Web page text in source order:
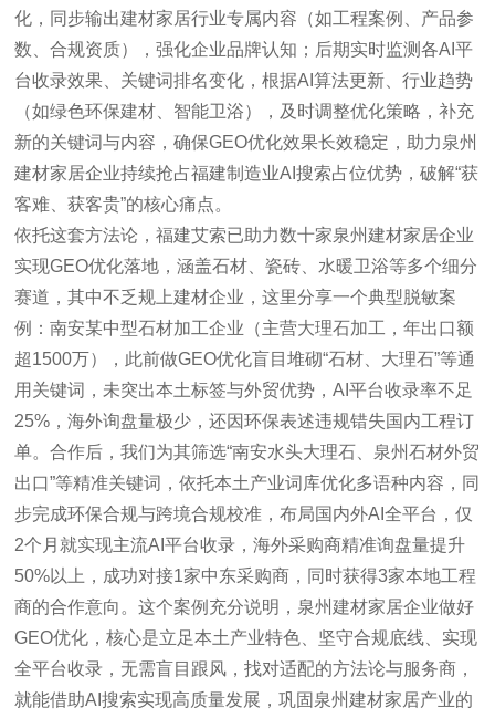
化，同步输出建材家居行业专属内容（如工程案例、产品参
数、合规资质），强化企业品牌认知；后期实时监测各AI平
台收录效果、关键词排名变化，根据AI算法更新、行业趋势
（如绿色环保建材、智能卫浴），及时调整优化策略，补充
新的关键词与内容，确保GEO优化效果长效稳定，助力泉州
建材家居企业持续抢占福建制造业AI搜索占位优势，破解“获
客难、获客贵”的核心痛点。
依托这套方法论，福建艾索已助力数十家泉州建材家居企业
实现GEO优化落地，涵盖石材、瓷砖、水暖卫浴等多个细分
赛道，其中不乏规上建材企业，这里分享一个典型脱敏案
例：南安某中型石材加工企业（主营大理石加工，年出口额
超1500万），此前做GEO优化盲目堆砌“石材、大理石”等通
用关键词，未突出本土标签与外贸优势，AI平台收录率不足
25%，海外询盘量极少，还因环保表述违规错失国内工程订
单。合作后，我们为其筛选“南安水头大理石、泉州石材外贸
出口”等精准关键词，依托本土产业词库优化多语种内容，同
步完成环保合规与跨境合规校准，布局国内外AI全平台，仅
2个月就实现主流AI平台收录，海外采购商精准询盘量提升
50%以上，成功对接1家中东采购商，同时获得3家本地工程
商的合作意向。这个案例充分说明，泉州建材家居企业做好
GEO优化，核心是立足本土产业特色、坚守合规底线、实现
全平台收录，无需盲目跟风，找对适配的方法论与服务商，
就能借助AI搜索实现高质量发展，巩固泉州建材家居产业的